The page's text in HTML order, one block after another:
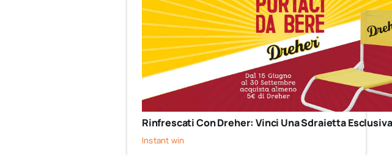
Rinfrescati Con Dreher: Vinci Una Sdraietta
Instant win